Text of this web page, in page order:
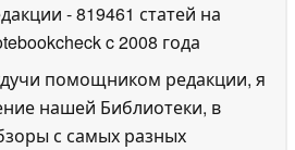
- 819461 статей на
c 2008 года
помощником редакции, я
нашей Библиотеки, в
с самых разных